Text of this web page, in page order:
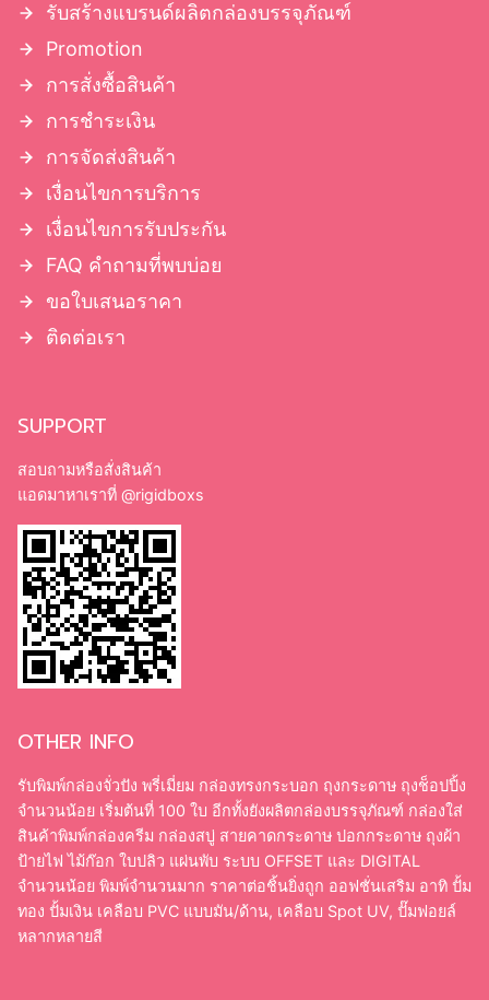
กล่องฝาครอบมีบ่า
กล่องฝาครอบโชว์บ่า
กล่องฝาเปิดหนังสือ มีแม่เหล็ก
รับสร้างแบรนด์ผลิตกล่องบรรจุภัณฑ์
Promotion
การสั่งซื้อสินค้า
การชำระเงิน
การจัดส่งสินค้า
เงื่อนไขการบริการ
เงื่อนไขการรับประกัน
FAQ คำถามที่พบบ่อย
ขอใบเสนอราคา
ติดต่อเรา
SUPPORT
สอบถามหรือสั่งสินค้า
แอดมาหาเราที่ @rigidboxs
OTHER INFO
รับพิมพ์กล่องจั่วปัง พรี่เมี่ยม กล่องทรงกระบอก ถุงกระดาษ ถุงช็อปปิ้ง
จำนวนน้อย เริ่มต้นที่ 100 ใบ อีกทั้งยังผลิตกล่องบรรจุภัณฑ์ กล่องใส่
สินค้าพิมพ์กล่องครีม กล่องสบู่ สายคาดกระดาษ ปอกกระดาษ ถุงผ้า
ป้ายไฟ ไม้ก๊อก ใบปลิว แผ่นพับ ระบบ OFFSET และ DIGITAL
จำนวนน้อย พิมพ์จำนวนมาก ราคาต่อชิ้นยิ่งถูก ออฟชั่นเสริม อาทิ ปั้ม
ทอง ปั้มเงิน เคลือบ PVC แบบมัน/ด้าน, เคลือบ Spot UV, ปั๊มฟอยล์
หลากหลายสี